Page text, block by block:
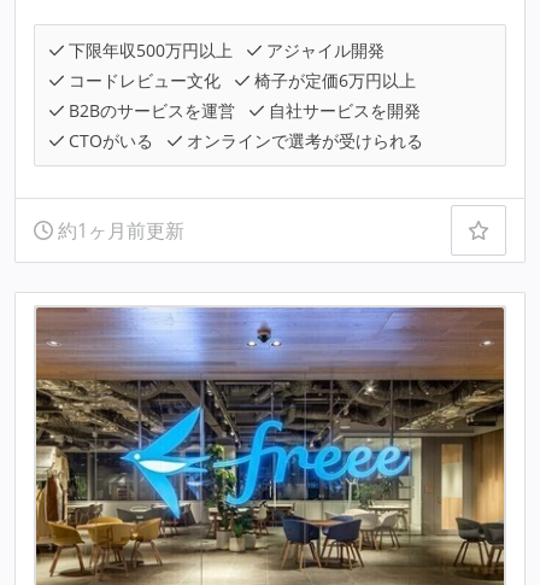
下限年収500万円以上
アジャイル開発
コードレビュー文化
椅子が定価6万円以上
B2Bのサービスを運営
自社サービスを開発
CTOがいる
オンラインで選考が受けられる
約1ヶ月前更新